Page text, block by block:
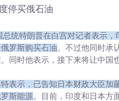
停买俄石油
总统特朗普在白宫对记者表示，
罗斯购买石油。不过他同时承
同时他表示，接下来将让中国
表示，已告知日本财政大臣加
斯能源。目前，印度和日本方